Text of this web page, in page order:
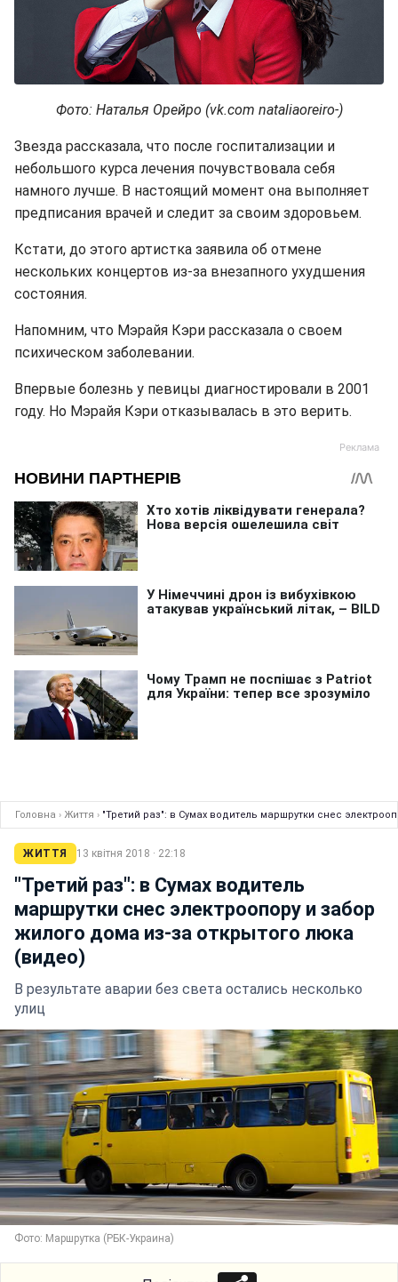
Фото: Наталья Орейро (vk.com nataliaoreiro-)
Звезда рассказала, что после госпитализации и
небольшого курса лечения почувствовала себя
намного лучше. В настоящий момент она выполняет
предписания врачей и следит за своим здоровьем.
Кстати, до этого артистка заявила об отмене
нескольких концертов из-за внезапного ухудшения
состояния.
Напомним, что Мэрайя Кэри рассказала о своем
психическом заболевании.
Впервые болезнь у певицы диагностировали в 2001
году. Но Мэрайя Кэри отказывалась в это верить.
Головна › Життя › "Третий раз": в Сумах водитель маршрутки снес
ЖИТТЯ 13 квітня 2018 · 22:18
"Третий раз": в Сумах водитель
маршрутки снес электроопору и забор
жилого дома из-за открытого люка
(видео)
В результате аварии без света остались несколько
улиц
Фото: Маршрутка (РБК-Украина)